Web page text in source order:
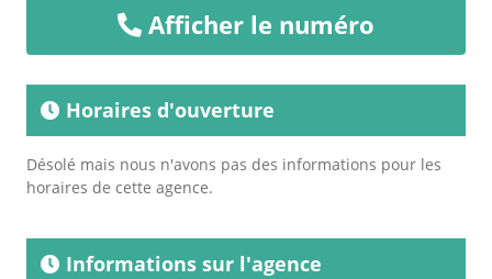
Afficher le numéro
Horaires d'ouverture
Désolé mais nous n'avons pas des informations pour les
horaires de cette agence.
Informations sur l'agence